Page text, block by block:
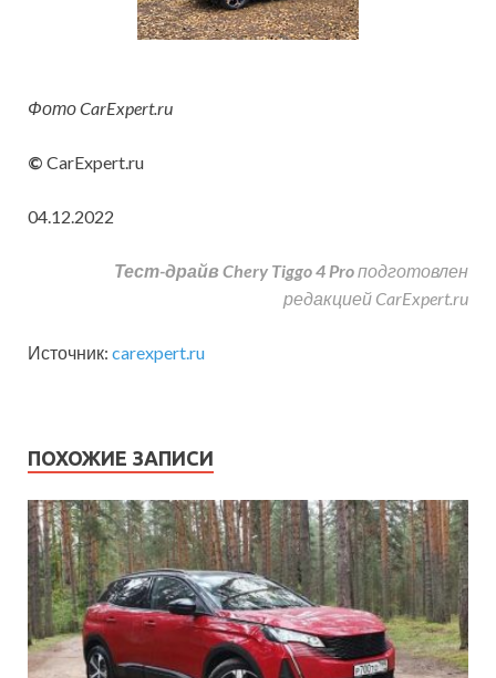
Фото CarExpert.ru
© CarExpert.ru
04.12.2022
Тест-драйв Chery Tiggo 4 Proподготовлен
редакцией CarExpert.ru
Источник: carexpert.ru
ПОХОЖИЕ ЗАПИСИ